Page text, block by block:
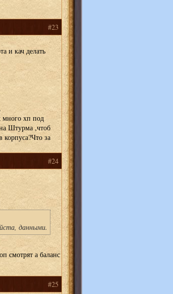
#23
и кач делать
много хп под
Штурма ,чтоб
за
#24
данными.
смотрят а баланс
#25